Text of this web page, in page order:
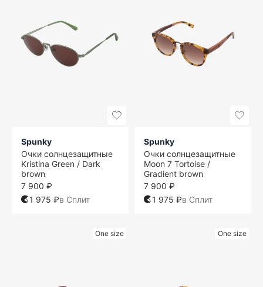
Spunky
Очки солнцезащитные
Kristina Green / Dark
brown
7 900 ₽
1 975 ₽в Сплит
Spunky
Очки солнцезащитные
Moon 7 Tortoise /
Gradient brown
7 900 ₽
1 975 ₽в Сплит
One size One size